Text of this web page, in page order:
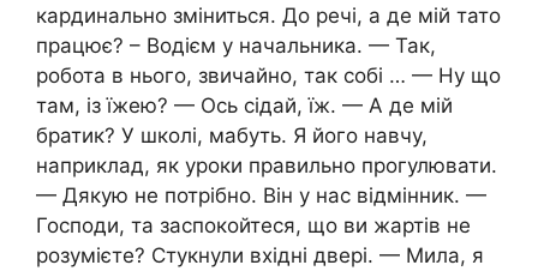
кардинально зміниться. До речі, а де мій тато
працює? – Водієм у начальника. — Так,
робота в нього, звичайно, так собі … — Ну що
там, із їжею? — Ось сідай, їж. — А де мій
братик? У школі, мабуть. Я його навчу,
наприклад, як уроки правильно прогулювати.
— Дякую не потрібно. Він у нас відмінник. —
Господи, та заспокойтеся, що ви жартів не
розумієте? Стукнули вхідні двері. — Мила, я